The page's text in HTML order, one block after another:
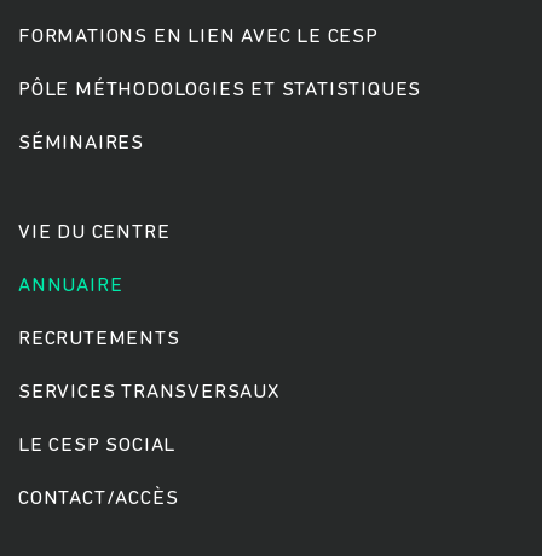
FORMATIONS EN LIEN AVEC LE CESP
PÔLE MÉTHODOLOGIES ET STATISTIQUES
SÉMINAIRES
VIE DU CENTRE
ANNUAIRE
RECRUTEMENTS
SERVICES TRANSVERSAUX
LE CESP SOCIAL
CONTACT/ACCÈS